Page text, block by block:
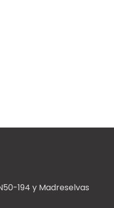
194 y Madreselvas